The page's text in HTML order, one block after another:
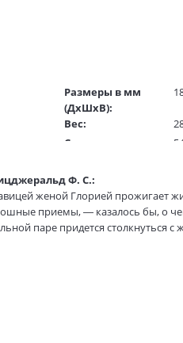
Размеры в мм
(ДхШхВ):
Вес:
Страниц:
Код товара:
Артикул:
ISBN:
В продаже с:
Ф. С.:
женой Глорией прожигает
приемы, — казалось бы, о
паре придется столкнуться